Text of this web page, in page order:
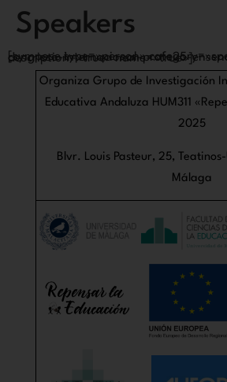
Speakers
[sympose type=»person» category=»speakers» event=»ii-congreso-internacional-profe25-ensenar-a-educarse» description=»true» name=»true»]
Organiza Grupo de Investigación
Educativa Andaluza HUM311
2025
Blvr. Louis Pasteur, 25,
Málaga